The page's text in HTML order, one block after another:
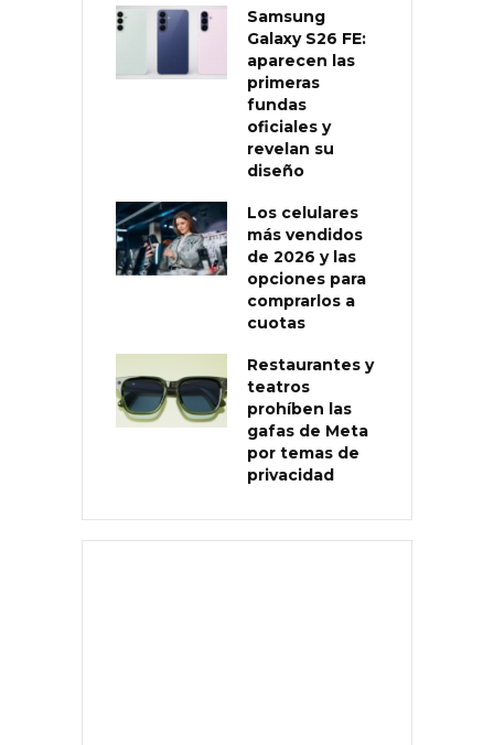
Samsung
Galaxy S26 FE:
aparecen las
primeras
fundas
oficiales y
revelan su
diseño
Los celulares
más vendidos
de 2026 y las
opciones para
comprarlos a
cuotas
Restaurantes y
teatros
prohíben las
gafas de Meta
por temas de
privacidad